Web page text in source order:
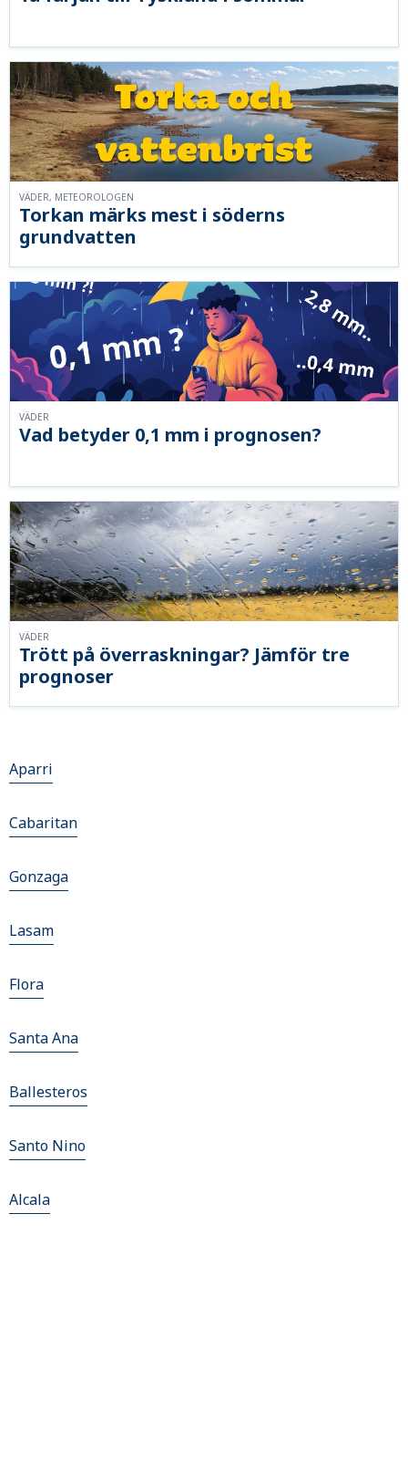
Torkan märks mest i söderns
grundvatten
VÄDER, METEOROLOGEN
Vad betyder 0,1 mm i prognosen?
VÄDER
Trött på överraskningar? Jämför tre
prognoser
VÄDER
Aparri
Cabaritan
Gonzaga
Lasam
Flora
Santa Ana
Ballesteros
Santo Nino
Alcala